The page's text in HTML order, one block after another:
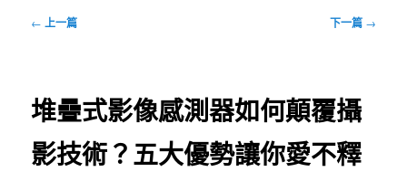
文
← 上一篇 下一篇 →
堆疊式影像感測器如何顛覆攝
影技術？五大優勢讓你愛不釋